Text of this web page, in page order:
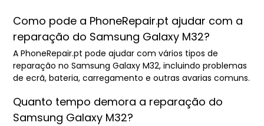
Como pode a PhoneRepair.pt ajudar com a
reparação do Samsung Galaxy M32?
A PhoneRepair.pt pode ajudar com vários tipos de
reparação no Samsung Galaxy M32, incluindo problemas
de ecrã, bateria, carregamento e outras avarias comuns.
Quanto tempo demora a reparação do
Samsung Galaxy M32?